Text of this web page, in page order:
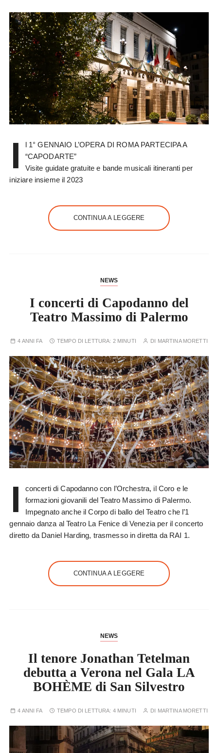
I
l 1° GENNAIO L’OPERA DI ROMA PARTECIPA A
“CAPODARTE”
Visite guidate gratuite e bande musicali itineranti per
iniziare insieme il 2023
CONTINUA A LEGGERE
NEWS
I concerti di Capodanno del
Teatro Massimo di Palermo
4 ANNI FA TEMPO DI LETTURA: 2 MINUTI DI MARTINA MORETTI
I
concerti di Capodanno con l’Orchestra, il Coro e le
formazioni giovanili del Teatro Massimo di Palermo.
Impegnato anche il Corpo di ballo del Teatro che l’1
gennaio danza al Teatro La Fenice di Venezia per il concerto
diretto da Daniel Harding, trasmesso in diretta da RAI 1.
CONTINUA A LEGGERE
NEWS
Il tenore Jonathan Tetelman
debutta a Verona nel Gala LA
BOHÈME di San Silvestro
4 ANNI FA TEMPO DI LETTURA: 4 MINUTI DI MARTINA MORETTI